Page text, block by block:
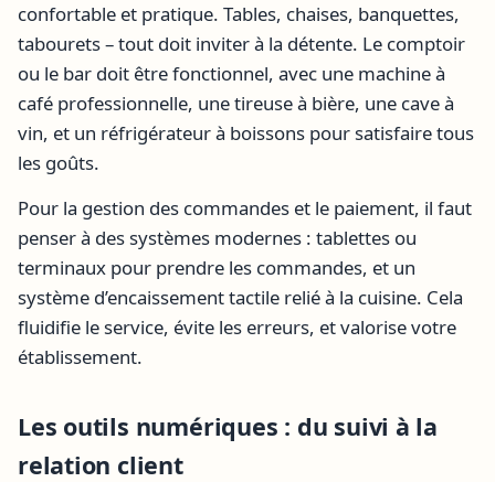
confortable et pratique. Tables, chaises, banquettes,
tabourets – tout doit inviter à la détente. Le comptoir
ou le bar doit être fonctionnel, avec une machine à
café professionnelle, une tireuse à bière, une cave à
vin, et un réfrigérateur à boissons pour satisfaire tous
les goûts.
Pour la gestion des commandes et le paiement, il faut
penser à des systèmes modernes : tablettes ou
terminaux pour prendre les commandes, et un
système d’encaissement tactile relié à la cuisine. Cela
fluidifie le service, évite les erreurs, et valorise votre
établissement.
Les outils numériques : du suivi à la
relation client